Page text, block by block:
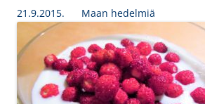
21.9.2015. Maan hedelmiä